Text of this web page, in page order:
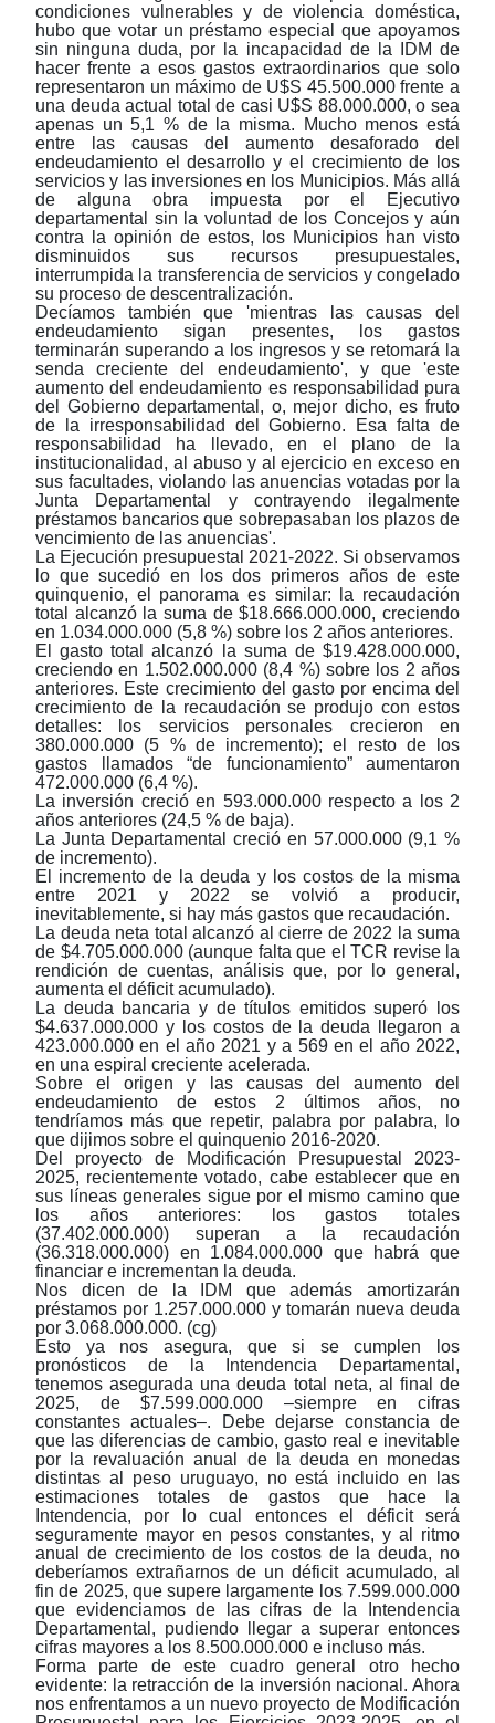
condiciones vulnerables y de violencia doméstica,
hubo que votar un préstamo especial que apoyamos
sin ninguna duda, por la incapacidad de la IDM de
hacer frente a esos gastos extraordinarios que solo
representaron un máximo de U$S 45.500.000 frente a
una deuda actual total de casi U$S 88.000.000, o sea
apenas un 5,1 % de la misma. Mucho menos está
entre las causas del aumento desaforado del
endeudamiento el desarrollo y el crecimiento de los
servicios y las inversiones en los Municipios. Más allá
de alguna obra impuesta por el Ejecutivo
departamental sin la voluntad de los Concejos y aún
contra la opinión de estos, los Municipios han visto
disminuidos sus recursos presupuestales,
interrumpida la transferencia de servicios y congelado
su proceso de descentralización.
Decíamos también que 'mientras las causas del
endeudamiento sigan presentes, los gastos
terminarán superando a los ingresos y se retomará la
senda creciente del endeudamiento', y que 'este
aumento del endeudamiento es responsabilidad pura
del Gobierno departamental, o, mejor dicho, es fruto
de la irresponsabilidad del Gobierno. Esa falta de
responsabilidad ha llevado, en el plano de la
institucionalidad, al abuso y al ejercicio en exceso en
sus facultades, violando las anuencias votadas por la
Junta Departamental y contrayendo ilegalmente
préstamos bancarios que sobrepasaban los plazos de
vencimiento de las anuencias'.
La Ejecución presupuestal 2021-2022. Si observamos
lo que sucedió en los dos primeros años de este
quinquenio, el panorama es similar: la recaudación
total alcanzó la suma de $18.666.000.000, creciendo
en 1.034.000.000 (5,8 %) sobre los 2 años anteriores.
El gasto total alcanzó la suma de $19.428.000.000,
creciendo en 1.502.000.000 (8,4 %) sobre los 2 años
anteriores. Este crecimiento del gasto por encima del
crecimiento de la recaudación se produjo con estos
detalles: los servicios personales crecieron en
380.000.000 (5 % de incremento); el resto de los
gastos llamados “de funcionamiento” aumentaron
472.000.000 (6,4 %).
La inversión creció en 593.000.000 respecto a los 2
años anteriores (24,5 % de baja).
La Junta Departamental creció en 57.000.000 (9,1 %
de incremento).
El incremento de la deuda y los costos de la misma
entre 2021 y 2022 se volvió a producir,
inevitablemente, si hay más gastos que recaudación.
La deuda neta total alcanzó al cierre de 2022 la suma
de $4.705.000.000 (aunque falta que el TCR revise la
rendición de cuentas, análisis que, por lo general,
aumenta el déficit acumulado).
La deuda bancaria y de títulos emitidos superó los
$4.637.000.000 y los costos de la deuda llegaron a
423.000.000 en el año 2021 y a 569 en el año 2022,
en una espiral creciente acelerada.
Sobre el origen y las causas del aumento del
endeudamiento de estos 2 últimos años, no
tendríamos más que repetir, palabra por palabra, lo
que dijimos sobre el quinquenio 2016-2020.
Del proyecto de Modificación Presupuestal 2023-
2025, recientemente votado, cabe establecer que en
sus líneas generales sigue por el mismo camino que
los años anteriores: los gastos totales
(37.402.000.000) superan a la recaudación
(36.318.000.000) en 1.084.000.000 que habrá que
financiar e incrementan la deuda.
Nos dicen de la IDM que además amortizarán
préstamos por 1.257.000.000 y tomarán nueva deuda
por 3.068.000.000. (cg)
Esto ya nos asegura, que si se cumplen los
pronósticos de la Intendencia Departamental,
tenemos asegurada una deuda total neta, al final de
2025, de $7.599.000.000 ‒siempre en cifras
constantes actuales‒. Debe dejarse constancia de
que las diferencias de cambio, gasto real e inevitable
por la revaluación anual de la deuda en monedas
distintas al peso uruguayo, no está incluido en las
estimaciones totales de gastos que hace la
Intendencia, por lo cual entonces el déficit será
seguramente mayor en pesos constantes, y al ritmo
anual de crecimiento de los costos de la deuda, no
deberíamos extrañarnos de un déficit acumulado, al
fin de 2025, que supere largamente los 7.599.000.000
que evidenciamos de las cifras de la Intendencia
Departamental, pudiendo llegar a superar entonces
cifras mayores a los 8.500.000.000 e incluso más.
Forma parte de este cuadro general otro hecho
evidente: la retracción de la inversión nacional. Ahora
nos enfrentamos a un nuevo proyecto de Modificación